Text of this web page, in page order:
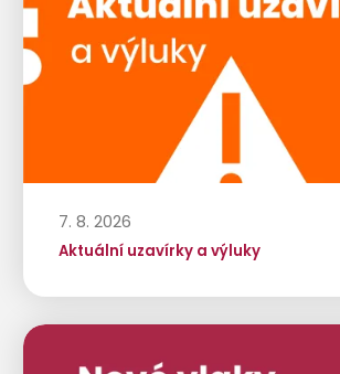
7. 8. 2026
Aktuální uzavírky a výluky